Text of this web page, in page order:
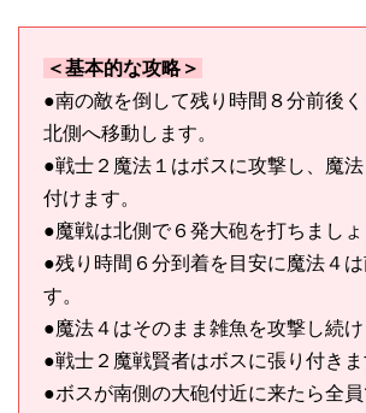
＜基本的な攻略＞
●南の敵を倒して残り時間８分前後
北側へ移動します。
●戦士２魔法１はボスに攻撃し、魔
付けます。
●魔戦は北側で６発大砲を打ちましょ
●残り時間６分到着を目安に魔法４は
す。
●魔法４はそのまま雑魚を攻撃し続け
●戦士２魔戦賢者はボスに張り付きま
●ボスが南側の大砲付近に来たら全員